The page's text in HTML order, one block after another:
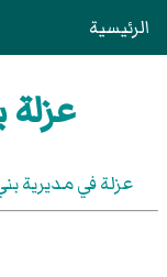
الرئيسية
عزلة في مديرية